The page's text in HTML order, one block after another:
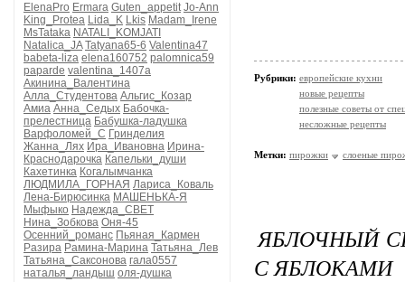
ElenaPro Ermara Guten_appetit Jo-Ann
King_Protea Lida_K Lkis Madam_Irene
MsTataka NATALI_KOMJATI
Natalica_JA Tatyana65-6 Valentina47
babeta-liza elena160752 palomnica59
paparde valentina_1407a
Акинина_Валентина
Алла_Студентова Альгис_Козар
Амиа Анна_Седых Бабочка-
прелестница Бабушка-ладушка
Варфоломей_С Гринделия
Жанна_Лях Ира_Ивановна Ирина-
Краснодарочка Капельки_души
Кахетинка Когалымчанка
ЛЮДМИЛА_ГОРНАЯ Лариса_Коваль
Лена-Бирюсинка МАШЕНЬКА-Я
Мыфыко Надежда_СВЕТ
Нина_Зобкова Оня-45
Осенний_романс Пьяная_Кармен
Разира Рамина-Марина Татьяна_Лев
Татьяна_Саксонова гала0557
наталья_ландыш оля-душка
Рубрики: европейские кухни
новые рецепты
полезные советы от
несложные рецепты
Метки: пирожки слоеные
ЯБЛОЧНЫЙ
С ЯБЛОКАМИ